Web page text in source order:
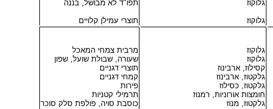
גלוקוז
גלוקוז
תפו"ד לא מבושל, בננה
תוצרי עמילן קלויים
גלוקוז
גלוקוז
קסילוז, ארבינוז
גלקטוז, ארבינוז
גלקטוז, כסילוז
חומצות אורוניות, רמנוז
גלקטוז, מנוז
מרבית צמחי המאכל
שעורה, שבולת שועל, שפון
תוצרי דגניים
קמחי דגניים
פירות
תרמילי קטניות
כוסבת סויה, פולפת סלק סוכר